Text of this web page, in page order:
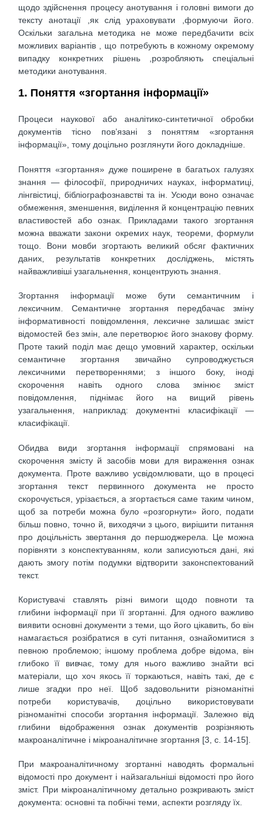
щодо здійснення процесу анотування і головні вимоги до
тексту анотації ,як слід ураховувати ,формуючи його.
Оскільки загальна методика не може передбачити всіх
можливих варіантів , що потребують в кожному окремому
випадку конкретних рішень ,розробляють спеціальні
методики анотування.
1. Поняття «згортання інформації»
Процеси наукової або аналітико-синтетичної обробки
документів тісно пов’язані з поняттям «згортання
інформації», тому доцільно розглянути його докладніше.
Поняття «згортання» дуже поширене в багатьох галузях
знання — філософії, природничих науках, інформатиці,
лінгвістиці, бібліографознавстві та ін. Усюди воно означає
обмеження, зменшення, виділення й концентрацію певних
властивостей або ознак. Прикладами такого згортання
можна вважати закони окремих наук, теореми, формули
тощо. Вони мовби згортають великий обсяг фактичних
даних, результатів конкретних досліджень, містять
найважливіші узагальнення, концентрують знання.
Згортання інформації може бути семантичним і
лексичним. Семантичне згортання передбачає зміну
інформативності повідомлення, лексичне залишає зміст
відомостей без змін, але перетворює його знакову форму.
Проте такий поділ має дещо умовний характер, оскільки
семантичне згортання звичайно супроводжується
лексичними перетвореннями; з іншого боку, іноді
скорочення навіть одного слова змінює зміст
повідомлення, піднімає його на вищий рівень
узагальнення, наприклад: документні класифікації —
класифікації.
Обидва види згортання інформації спрямовані на
скорочення змісту й засобів мови для вираження ознак
документа. Проте важливо усвідомлювати, що в процесі
згортання текст первинного документа не просто
скорочується, урізається, а згортається саме таким чином,
щоб за потреби можна було «розгорнути» його, подати
більш повно, точно й, виходячи з цього, вирішити питання
про доцільність звертання до першоджерела. Це можна
порівняти з конспектуванням, коли записуються дані, які
дають змогу потім подумки відтворити законспектований
текст.
Користувачі ставлять різні вимоги щодо повноти та
глибини інформації при її згортанні. Для одного важливо
виявити основні документи з теми, що його цікавить, бо він
намагається розібратися в суті питання, ознайомитися з
певною проблемою; іншому проблема добре відома, він
глибоко її вивчає, тому для нього важливо знайти всі
матеріали, що хоч якось її торкаються, навіть такі, де є
лише згадки про неї. Щоб задовольнити різноманітні
потреби користувачів, доцільно використовувати
різноманітні способи згортання інформації. Залежно від
глибини відображення ознак документів розрізняють
макроаналітичне і мікроаналітичне згортання [3, c. 14-15].
При макроаналітичному згортанні наводять формальні
відомості про документ і найзагальніші відомості про його
зміст. При мікроаналітичному детально розкривають зміст
документа: основні та побічні теми, аспекти розгляду їх.